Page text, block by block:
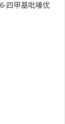
四甲基吡嗪优